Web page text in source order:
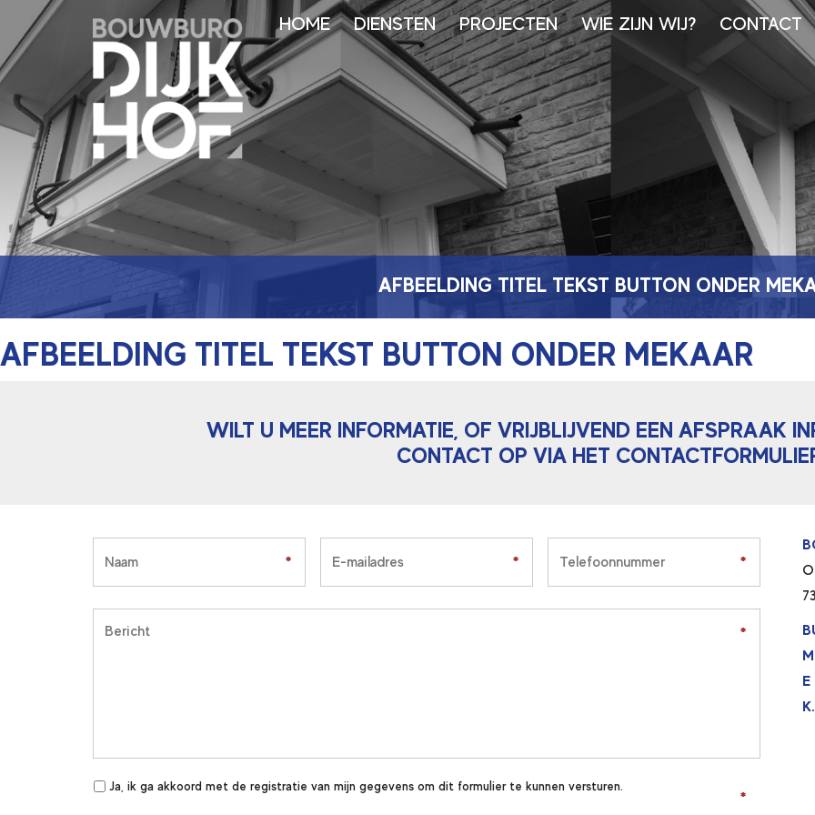
HOME DIENSTEN PROJECTEN WIE ZIJN WIJ? CONTACT
AFBEELDING TITEL TEKST BUTTON ONDER
AFBEELDING TITEL TEKST BUTTON ONDER MEKAAR
WILT U MEER INFORMATIE, OF VRIJBLIJVEND EEN AFSPRAAK
CONTACT OP VIA HET
*
* *
* *
*
*
*
*
*
Ja, ik ga akkoord met de registratie van mijn gegevens om dit formulier te kunnen versturen.
M
E